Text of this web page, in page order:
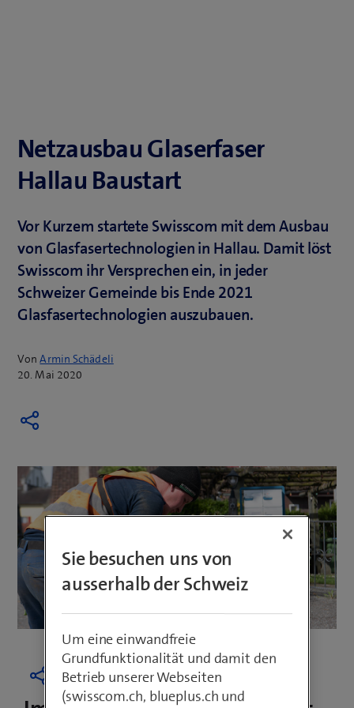
Netzausbau Glaserfaser
Hallau Baustart
Vor Kurzem startete Swisscom mit dem Ausbau
von Glasfasertechnologien in Hallau. Damit löst
Swisscom ihr Versprechen ein, in jeder
Schweizer Gemeinde bis Ende 2021
Glasfasertechnologien auszubauen.
VonArmin Schädeli
20. Mai 2020
Sie besuchen uns von
ausserhalb der Schweiz
Um eine einwandfreie
Grundfunktionalität und damit den
Betrieb unserer Webseiten
(swisscom.ch, blueplus.ch und